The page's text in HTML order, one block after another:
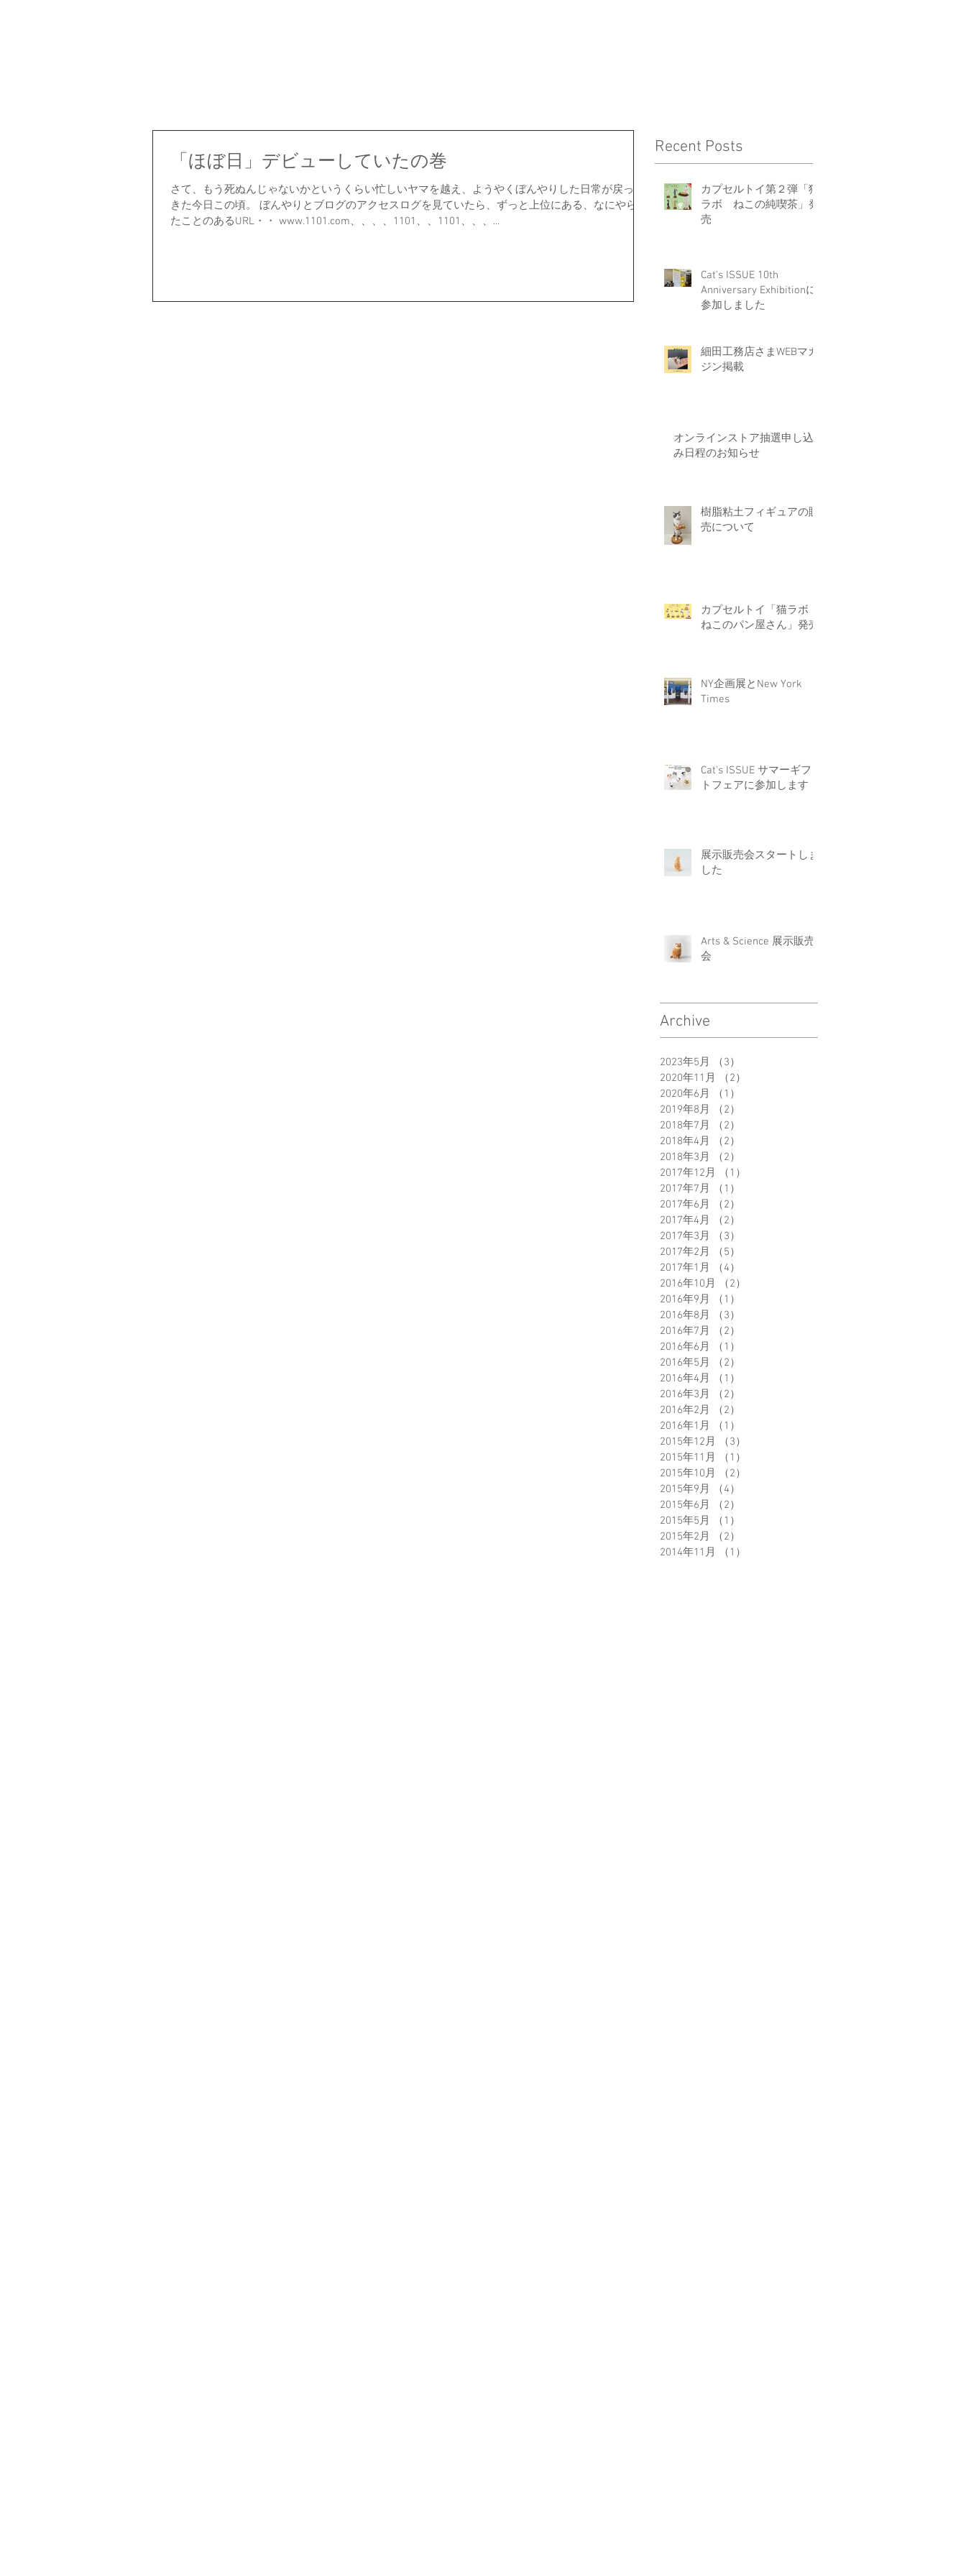
「ほぼ日」デビューしていたの巻
さて、もう死ぬんじゃないかというくらい忙しいヤマを越え、ようやくぼんやりした日常が戻って
きた今日この頃。 ぼんやりとブログのアクセスログを見ていたら、ずっと上位にある、なにやら見
たことのあるURL・・ www.1101.com、、、、1101、、1101、、、...
Recent Posts
カプセルトイ第２弾「猫
ラボ ねこの純喫茶」発
売
Cat's ISSUE 10th
Anniversary Exhibitionに
参加しました
細田工務店さまWEBマガ
ジン掲載
オンラインストア抽選申し込
み日程のお知らせ
樹脂粘土フィギュアの販
売について
カプセルトイ「猫ラボ
ねこのパン屋さん」発売
NY企画展とNew York
Times
Cat's ISSUE サマーギフ
トフェアに参加します
展示販売会スタートしま
した
Arts & Science 展示販売
会
Archive
2023年5月 （3）
2020年11月
（2）
2020年6月
（1）
2019年8月
（2）
2018年7月
（2）
2018年4月
（2）
2018年3月
（2）
2017年12月
（1）
2017年7月
（1）
2017年6月
（2）
2017年4月
（2）
2017年3月
（3）
2017年2月
（5）
2017年1月
（4）
2016年10月
（2）
2016年9月
（1）
2016年8月
（3）
2016年7月
（2）
2016年6月
（1）
2016年5月
（2）
2016年4月
（1）
2016年3月
（2）
2016年2月
（2）
2016年1月
（1）
2015年12月
（3）
2015年11月
（1）
2015年10月
（2）
2015年9月
（4）
2015年6月
（2）
2015年5月
（1）
2015年2月
（2）
2014年11月
（1）